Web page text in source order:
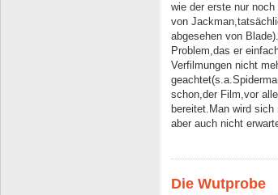
wie der erste nur
von
abgesehen von
Problem,das er
Verfilmungen nicht
schon,der Film,vor
bereitet.Man wird
aber auch nicht
Die Wutprobe